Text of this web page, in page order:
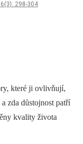
298-304
které ji ovlivňují,
zda důstojnost patří
kvality života